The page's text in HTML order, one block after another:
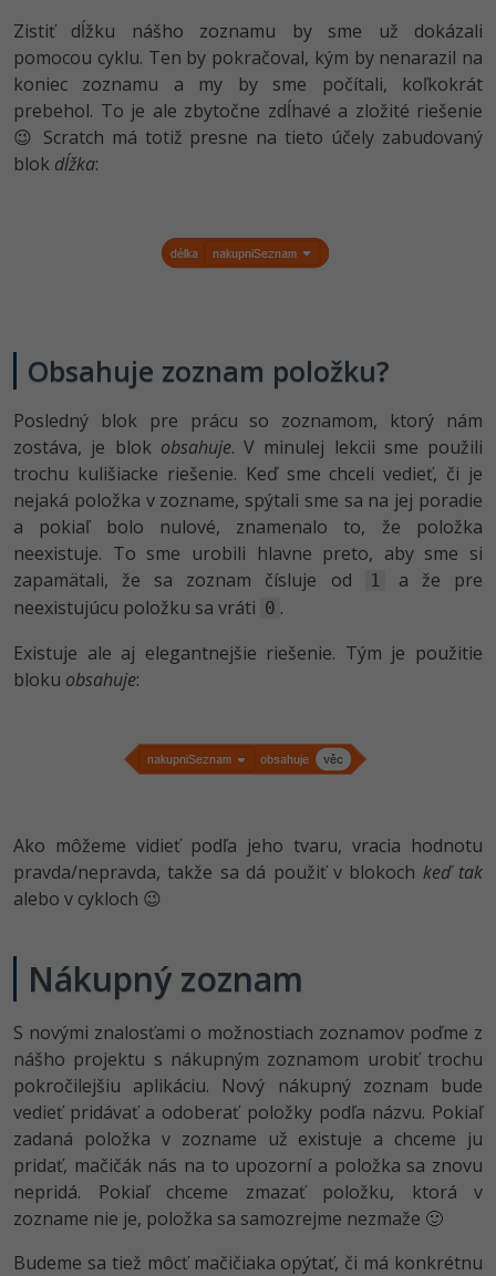
Zistiť dĺžku nášho zoznamu by sme už dokázali
pomocou cyklu. Ten by pokračoval, kým by nenarazil na
koniec zoznamu a my by sme počítali, koľkokrát
prebehol. To je ale zbytočne zdĺhavé a zložité riešenie
😉 Scratch má totiž presne na tieto účely zabudovaný
blok dĺžka:
Obsahuje zoznam položku?
Posledný blok pre prácu so zoznamom, ktorý nám
zostáva, je blok obsahuje. V minulej lekcii sme použili
trochu kulišiacke riešenie. Keď sme chceli vedieť, či je
nejaká položka v zozname, spýtali sme sa na jej poradie
a pokiaľ bolo nulové, znamenalo to, že položka
neexistuje. To sme urobili hlavne preto, aby sme si
zapamätali, že sa zoznam čísluje od
1
a že pre
neexistujúcu položku sa vráti 0 .
Existuje ale aj elegantnejšie riešenie. Tým je použitie
bloku obsahuje:
Ako môžeme vidieť podľa jeho tvaru, vracia hodnotu
pravda/nepravda, takže sa dá použiť v blokoch keď tak
alebo v cykloch 😉
Nákupný zoznam
S novými znalosťami o možnostiach zoznamov poďme z
nášho projektu s nákupným zoznamom urobiť trochu
pokročilejšiu aplikáciu. Nový nákupný zoznam bude
vedieť pridávať a odoberať položky podľa názvu. Pokiaľ
zadaná položka v zozname už existuje a chceme ju
pridať, mačičák nás na to upozorní a položka sa znovu
nepridá. Pokiaľ chceme zmazať položku, ktorá v
zozname nie je, položka sa samozrejme nezmaže 🙂
Budeme sa tiež môcť mačičiaka opýtať, či má konkrétnu